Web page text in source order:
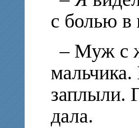
с болью в
– Муж с
заплыли.
дала.